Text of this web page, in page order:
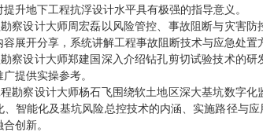
升地下工程抗浮设计水平具有极强的指导意义。
察设计大师周宏磊以风险管控、事故阻断与灾害
容展开分享，系统讲解工程事故阻断技术与应急处置
察设计大师郑建国深入介绍钻孔剪切试验技术的
提供实操参考。
勘察设计大师杨石飞围绕软土地区深大基坑数字
、智能化及基坑风险总控技术的内涵、实施路径与
创新。